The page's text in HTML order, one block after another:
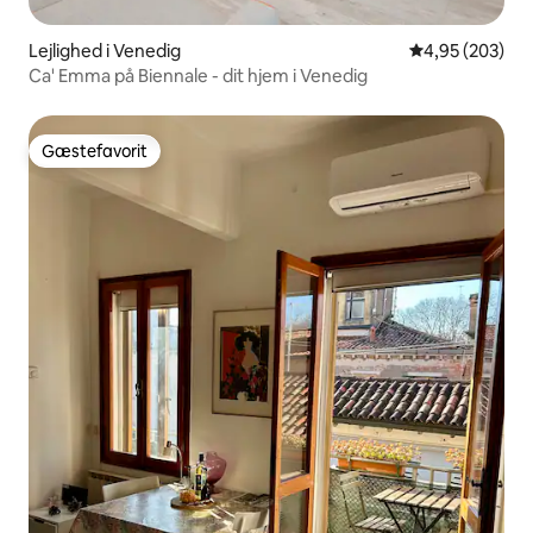
Lejlighed i Venedig 4,95 ud af 5 i
4,95 (203)
Ca' Emma på Biennale - dit hjem i Venedig
Gæstefavorit
Gæstefavorit